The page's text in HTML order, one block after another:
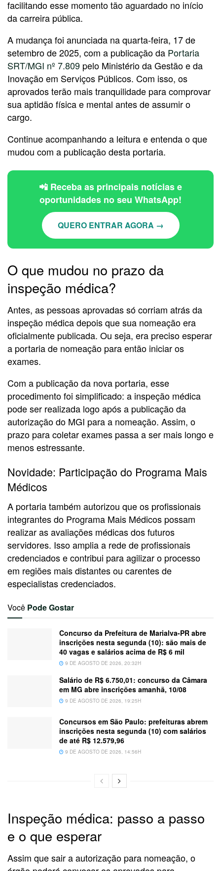
facilitando esse momento tão aguardado no início
da carreira pública.
A mudança foi anunciada na quarta-feira, 17 de
setembro de 2025, com a publicação da Portaria
SRT/MGI nº 7.809 pelo Ministério da Gestão e da
Inovação em Serviços Públicos. Com isso, os
aprovados terão mais tranquilidade para comprovar
sua aptidão física e mental antes de assumir o
cargo.
Continue acompanhando a leitura e entenda o que
mudou com a publicação desta portaria.
📲 Receba as principais notícias e
oportunidades no seu WhatsApp!
QUERO ENTRAR AGORA →
O que mudou no prazo da
inspeção médica?
Antes, as pessoas aprovadas só corriam atrás da
inspeção médica depois que sua nomeação era
oficialmente publicada. Ou seja, era preciso esperar
a portaria de nomeação para então iniciar os
exames.
Com a publicação da nova portaria, esse
procedimento foi simplificado: a inspeção médica
pode ser realizada logo após a publicação da
autorização do MGI para a nomeação. Assim, o
prazo para coletar exames passa a ser mais longo e
menos estressante.
Novidade: Participação do Programa Mais
Médicos
A portaria também autorizou que os profissionais
integrantes do Programa Mais Médicos possam
realizar as avaliações médicas dos futuros
servidores. Isso amplia a rede de profissionais
credenciados e contribui para agilizar o processo
em regiões mais distantes ou carentes de
especialistas credenciados.
Você Pode Gostar
Concurso da Prefeitura de Marialva-PR abre
inscrições nesta segunda (10): são mais de
40 vagas e salários acima de R$ 6 mil
9 DE AGOSTO DE 2026, 20:32H
Salário de R$ 6.750,01: concurso da Câmara
em MG abre inscrições amanhã, 10/08
9 DE AGOSTO DE 2026, 19:25H
Concursos em São Paulo: prefeituras abrem
inscrições nesta segunda (10) com salários
de até R$ 12.579,96
9 DE AGOSTO DE 2026, 14:56H
Inspeção médica: passo a passo
e o que esperar
Assim que sair a autorização para nomeação, o